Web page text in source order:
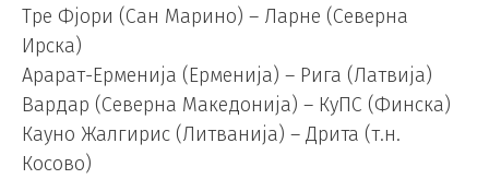
Тре Фјори (Сан Марино) – Ларне (Северна
Ирска)
Арарат-Ерменија (Ерменија) – Рига (Латвија)
Вардар (Северна Македонија) – КуПС (Финска)
Кауно Жалгирис (Литванија) – Дрита (т.н.
Косово)